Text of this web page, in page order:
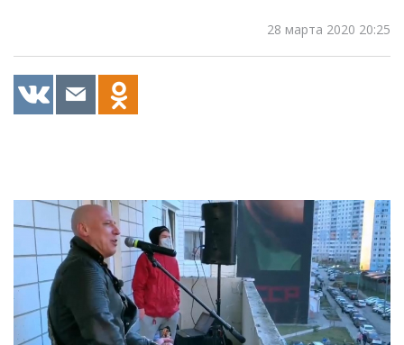
28 марта 2020 20:25